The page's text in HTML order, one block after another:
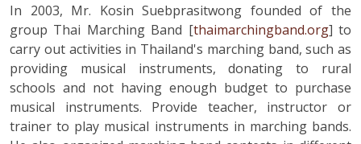
In 2003, Mr. Kosin Suebprasitwong founded of the
group Thai Marching Band [thaimarchingband.org] to
carry out activities in Thailand's marching band, such as
providing musical instruments, donating to rural
schools and not having enough budget to purchase
musical instruments. Provide teacher, instructor or
trainer to play musical instruments in marching bands.